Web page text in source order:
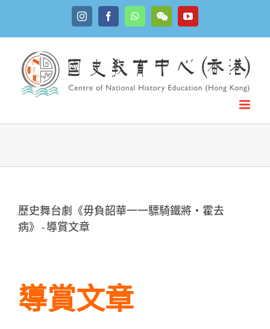
InstagramFacebookWhatsApp
WeChat
YouTube
歷史舞台劇《毋負韶華一一驃騎鐵將・霍去
病》-導賞文章
導賞文章